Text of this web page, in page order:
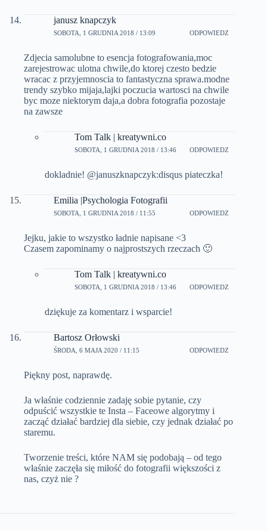
janusz knapczyk
SOBOTA, 1 GRUDNIA 2018 / 13:09 ODPOWIEDZ
Zdjecia samolubne to esencja fotografowania,moc
zarejestrowac ulotna chwile,do ktorej czesto bedzie
wracac z przyjemnoscia to fantastyczna sprawa.modne
trendy szybko mijaja,lajki poczucia wartosci na chwile
byc moze niektorym daja,a dobra fotografia pozostaje
na zawsze
Tom Talk | kreatywni.co
SOBOTA, 1 GRUDNIA 2018 / 13:46 ODPOWIEDZ
dokladnie! @januszknapczyk:disqus piateczka!
Emilia |Psychologia Fotografii
SOBOTA, 1 GRUDNIA 2018 / 11:55 ODPOWIEDZ
Jejku, jakie to wszystko ładnie napisane <3
Czasem zapominamy o najprostszych rzeczach 🙂
Tom Talk | kreatywni.co
SOBOTA, 1 GRUDNIA 2018 / 13:46 ODPOWIEDZ
dziękuje za komentarz i wsparcie!
Bartosz Orłowski
ŚRODA, 6 MAJA 2020 / 11:15 ODPOWIEDZ
Piękny post, naprawdę.
Ja właśnie codziennie zadaję sobie pytanie, czy
odpuścić wszystkie te Insta – Faceowe algorytmy i
zacząć działać bardziej dla siebie, czy jednak działać po
staremu.
Tworzenie treści, które NAM się podobają – od tego
właśnie zaczęła się miłość do fotografii większości z
nas, czyż nie ?